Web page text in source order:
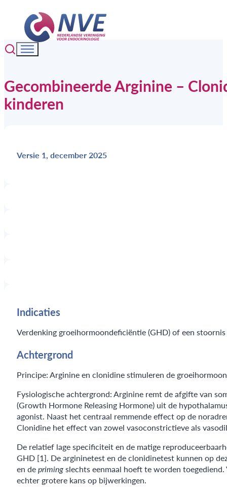
Gecombineerde Arginine –
kinderen
Versie 1, december 2025
Indicaties
Verdenking groeihormoondeficiëntie (GHD) of een
Achtergrond
Principe: Arginine en clonidine stimuleren de
Fysiologische achtergrond: Arginine remt de afgifte van
(Growth Hormone Releasing Hormone) uit de
agonist. Naast het centraal remmende effect op de
Clonidine het effect van zowel vasoconstrictieve als
De relatief lage specificiteit en de matige
GHD [1]. De argininetest en de clonidinetest kunnen op
en deprimingslechts eenmaal hoeft te worden
echter grotere kans op bijwerkingen.